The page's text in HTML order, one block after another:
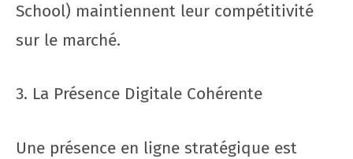
School) maintiennent leur compétitivité
sur le marché.
3. La Présence Digitale Cohérente
Une présence en ligne stratégique est